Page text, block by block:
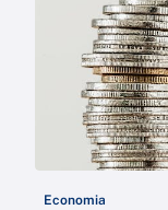
Economia